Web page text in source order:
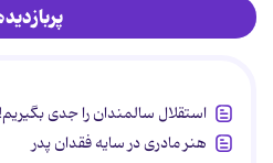
استقلال سالمندان را جدی بگیریم!
هنر مادری در سایه‌ فقدان پدر